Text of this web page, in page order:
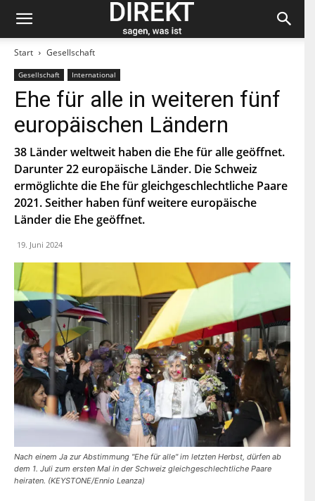
Start Gesellschaft
Gesellschaft International
Ehe für alle in weiteren fünf
europäischen Ländern
38 Länder weltweit haben die Ehe für alle geöffnet.
Darunter 22 europäische Länder. Die Schweiz
ermöglichte die Ehe für gleichgeschlechtliche Paare
2021. Seither haben fünf weitere europäische
Länder die Ehe geöffnet.
19. Juni 2024
Nach einem Ja zur Abstimmung "Ehe für alle" im letzten Herbst, dürfen ab
dem 1. Juli zum ersten Mal in der Schweiz gleichgeschlechtliche Paare
heiraten. (KEYSTONE/Ennio Leanza)
Bleiben Sie auf dem neuesten Stand und
abonnieren Sie unseren «direkt»-Newsletter.
o
r
n
a
m
e
a
c
n
m
E
M
i
l
*
P
L
Z
Indem Du Dich zum Newsletter einschreibst, stimmst Du
zu, dass die SP Dich auf dem Laufenden halten darf. Mehr
dazuhier.
ABONNIEREN